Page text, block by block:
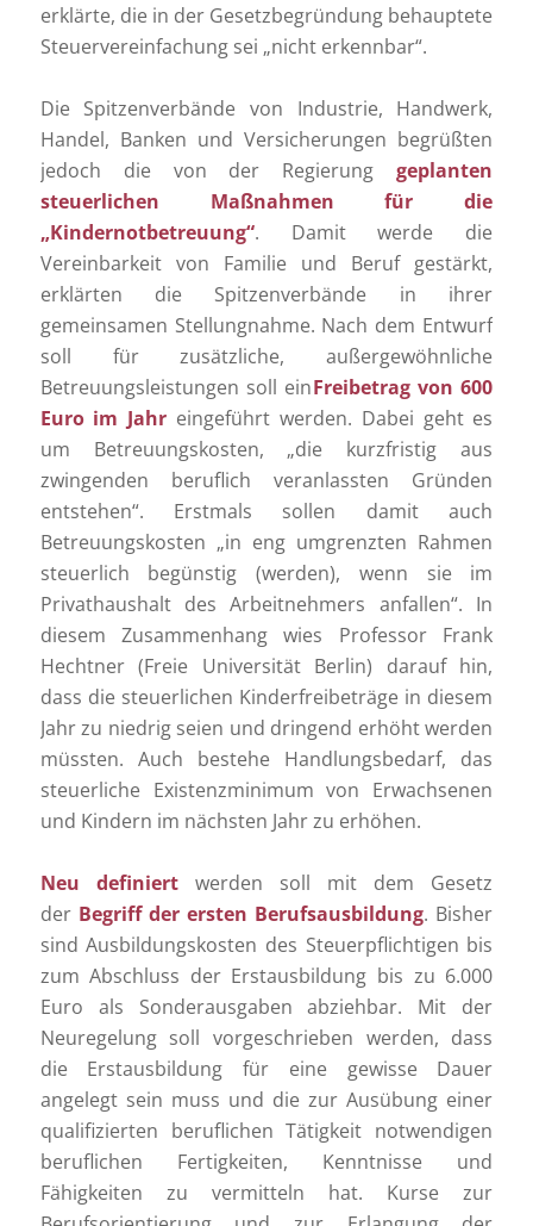
erklärte, die in der Gesetzbegründung behauptete
Steuervereinfachung sei „nicht erkennbar“.
Die Spitzenverbände von Industrie, Handwerk,
Handel, Banken und Versicherungen begrüßten
jedoch die von der Regierung
geplanten
steuerlichen Maßnahmen für die
„Kindernotbetreuung“. Damit werde die
Vereinbarkeit von Familie und Beruf gestärkt,
erklärten die Spitzenverbände in ihrer
gemeinsamen Stellungnahme. Nach dem Entwurf
soll für zusätzliche, außergewöhnliche
Betreuungsleistungen soll einFreibetrag von 600
Euro im Jahr eingeführt werden. Dabei geht es
um Betreuungskosten, „die kurzfristig aus
zwingenden beruflich veranlassten Gründen
entstehen“. Erstmals sollen damit auch
Betreuungskosten „in eng umgrenzten Rahmen
steuerlich begünstig (werden), wenn sie im
Privathaushalt des Arbeitnehmers anfallen“. In
diesem Zusammenhang wies Professor Frank
Hechtner (Freie Universität Berlin) darauf hin,
dass die steuerlichen Kinderfreibeträge in diesem
Jahr zu niedrig seien und dringend erhöht werden
müssten. Auch bestehe Handlungsbedarf, das
steuerliche Existenzminimum von Erwachsenen
und Kindern im nächsten Jahr zu erhöhen.
Neu definiert
werden soll mit dem Gesetz
der Begriff der ersten Berufsausbildung. Bisher
sind Ausbildungskosten des Steuerpflichtigen bis
zum Abschluss der Erstausbildung bis zu 6.000
Euro als Sonderausgaben abziehbar. Mit der
Neuregelung soll vorgeschrieben werden, dass
die Erstausbildung für eine gewisse Dauer
angelegt sein muss und die zur Ausübung einer
qualifizierten beruflichen Tätigkeit notwendigen
beruflichen Fertigkeiten, Kenntnisse und
Fähigkeiten zu vermitteln hat. Kurse zur